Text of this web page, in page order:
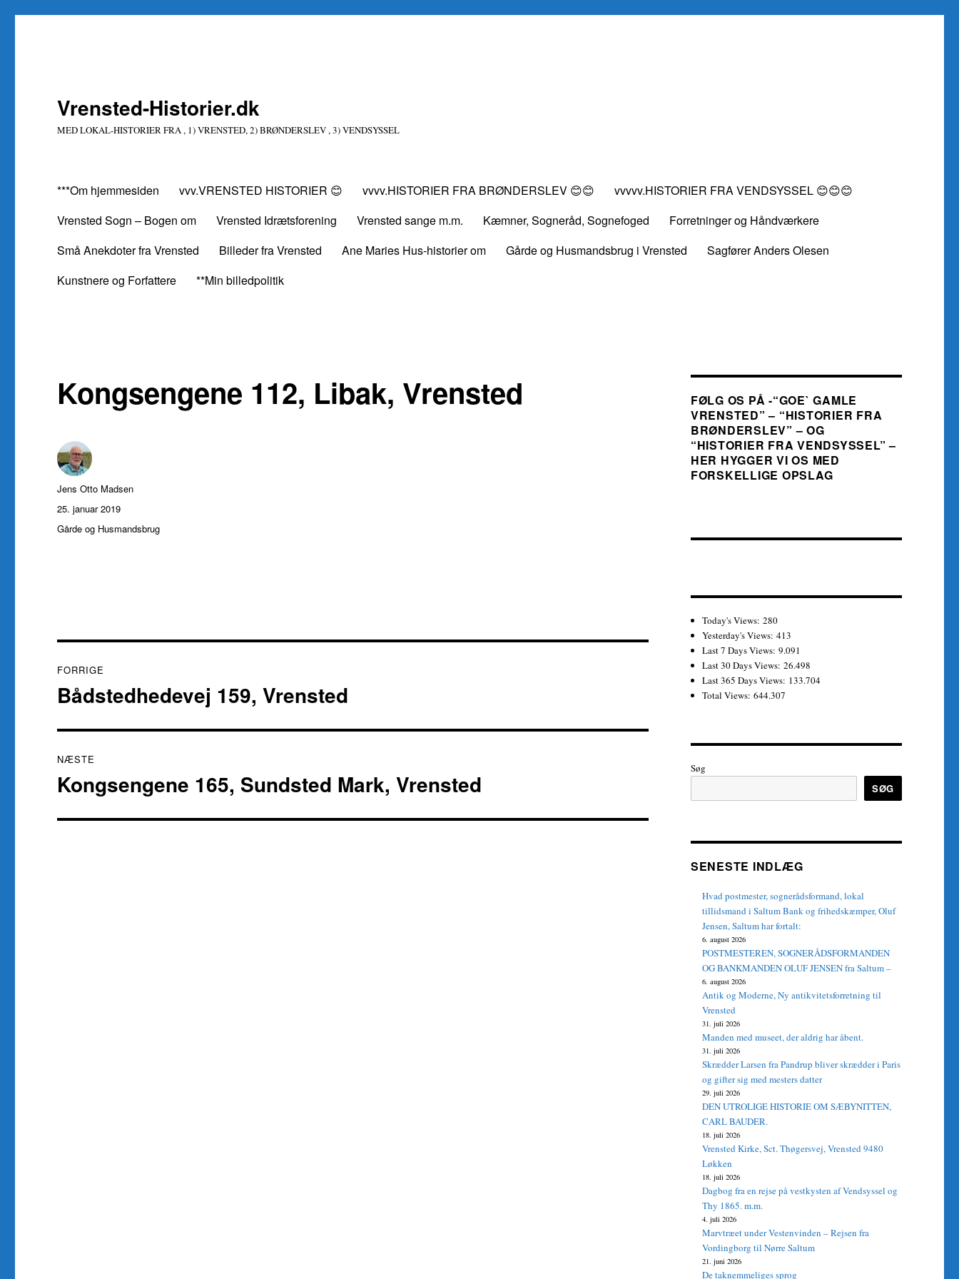
Vrensted-Historier.dk
MED LOKAL-HISTORIER FRA , 1) VRENSTED, 2) BRØNDERSLEV , 3) VENDSYSSEL
***Om hjemmesiden vvv.VRENSTED HISTORIER 😊 vvvv.HISTORIER FRA BRØNDERSLEV 😊😊
vvvvv.HISTORIER FRA VENDSYSSEL 😊😊😊
Vrensted Sogn – Bogen om
Vrensted Idrætsforening Vrensted sange m.m. Kæmner, Sogneråd, Sognefoged
Forretninger og Håndværkere
Små Anekdoter fra Vrensted
Billeder fra Vrensted Ane Maries Hus-historier om Gårde og Husmandsbrug i Vrensted
Sagfører Anders Olesen
Kunstnere og Forfattere
**Min billedpolitik
Kongsengene 112, Libak, Vrensted
Forfatter
Jens Otto Madsen
Udgivet
25. januar 2019
Kategorier
Gårde og Husmandsbrug
FORRIGE
Forrige
Bådstedhedevej 159, Vrensted
NÆSTE
Næste
Kongsengene 165, Sundsted Mark, Vrensted
FØLG OS PÅ -“GOE` GAMLE
VRENSTED” – “HISTORIER FRA
BRØNDERSLEV” – OG
“HISTORIER FRA VENDSYSSEL” –
HER HYGGER VI OS MED
FORSKELLIGE OPSLAG
Today's Views:280
Yesterday's Views:413
Last 7 Days Views:9.091
Last 30 Days Views:26.498
Last 365 Days Views: 133.704
Total Views:644.307
Søg
SØG
SENESTE INDLÆG
Hvad postmester, sognerådsformand, lokal
tillidsmand i Saltum Bank og frihedskæmper, Oluf
Jensen, Saltum har fortalt:
6. august 2026
POSTMESTEREN, SOGNERÅDSFORMANDEN
OG BANKMANDEN OLUF JENSEN fra Saltum –
6. august 2026
Antik og Moderne, Ny antikvitetsforretning til
Vrensted
31. juli 2026
Manden med museet, der aldrig har åbent.
31. juli 2026
Skrædder Larsen fra Pandrup bliver skrædder i Paris
og gifter sig med mesters datter
29. juli 2026
DEN UTROLIGE HISTORIE OM SÆBYNITTEN,
CARL BAUDER.
18. juli 2026
Vrensted Kirke, Sct. Thøgersvej, Vrensted 9480
Løkken
18. juli 2026
Dagbog fra en rejse på vestkysten af Vendsyssel og
Thy 1865. m.m.
4. juli 2026
Marvtræet under Vestenvinden – Rejsen fra
Vordingborg til Nørre Saltum
21. juni 2026
De taknemmeliges sprog